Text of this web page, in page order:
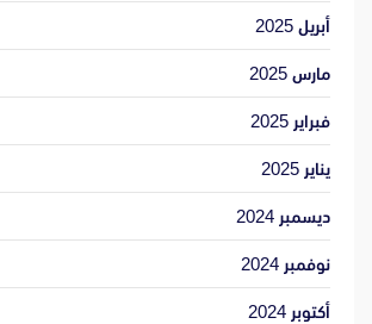
أبريل 2025
مارس 2025
فبراير 2025
يناير 2025
ديسمبر 2024
نوفمبر 2024
أكتوبر 2024